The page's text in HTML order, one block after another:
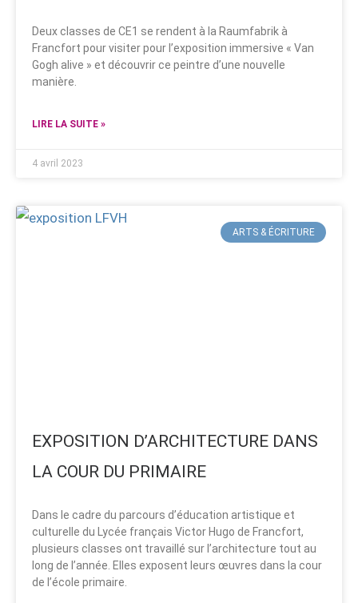
Deux classes de CE1 se rendent à la Raumfabrik à
Francfort pour visiter pour l’exposition immersive « Van
Gogh alive » et découvrir ce peintre d’une nouvelle
manière.
LIRE LA SUITE »
4 avril 2023
ARTS & ÉCRITURE
EXPOSITION D’ARCHITECTURE DANS
LA COUR DU PRIMAIRE
Dans le cadre du parcours d’éducation artistique et
culturelle du Lycée français Victor Hugo de Francfort,
plusieurs classes ont travaillé sur l’architecture tout au
long de l’année. Elles exposent leurs œuvres dans la cour
de l’école primaire.